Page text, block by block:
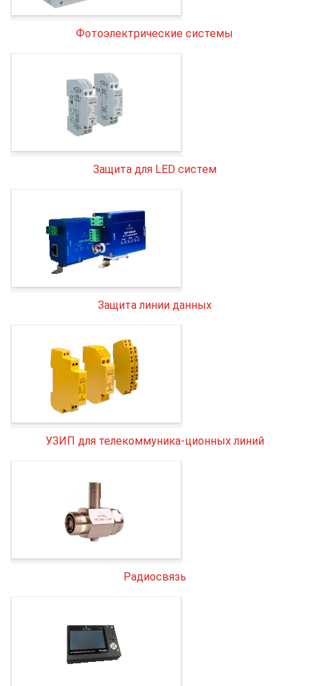
Фотоэлектрические системы
Защита для LED систем
Защита линии данных
УЗИП для телекоммуника-ционных линий
Радиосвязь